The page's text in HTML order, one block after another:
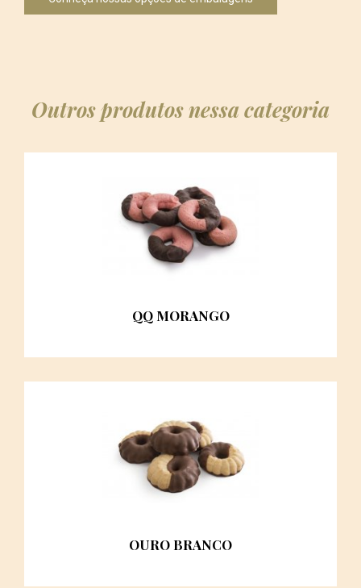
Outros produtos nessa categoria
QQ MORANGO
OURO BRANCO